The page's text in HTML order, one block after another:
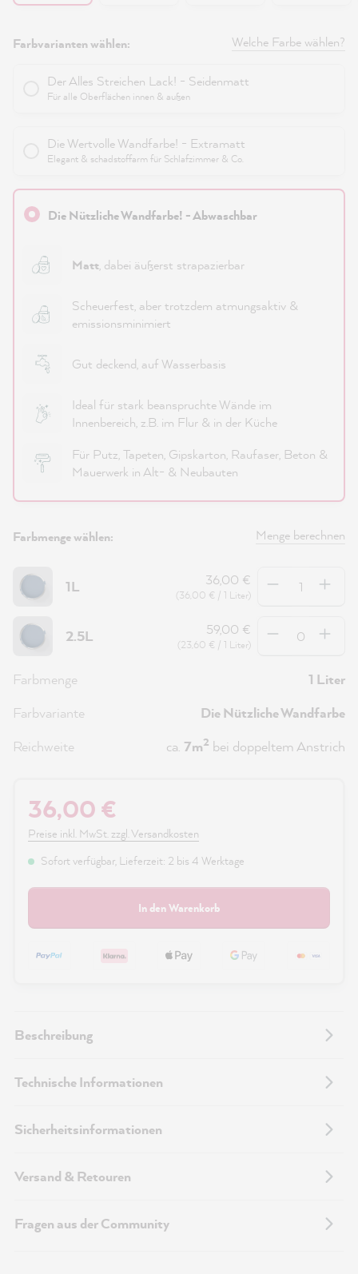
Farbvarianten wählen: Welche Farbe wählen?
Der Alles Streichen Lack! - Seidenmatt
Für alle Oberflächen innen & außen
Die Wertvolle Wandfarbe! - Extramatt
Elegant & schadstoffarm für Schlafzimmer & Co.
Die Nützliche Wandfarbe! - Abwaschbar
Matt, dabei äußerst strapazierbar
Scheuerfest, aber trotzdem atmungsaktiv &
emissionsminimiert
Gut deckend, auf Wasserbasis
Ideal für stark beanspruchte Wände im
Innenbereich, z.B. im Flur & in der Küche
Für Putz, Tapeten, Gipskarton, Raufaser, Beton &
Mauerwerk in Alt- & Neubauten
Farbmenge wählen: Menge berechnen
1L 36,00 €
(36,00 € / 1 Liter)
2.5L 59,00 €
(23,60 € / 1 Liter)
Farbmenge
1 Liter
Farbvariante
Die Nützliche Wandfarbe
Reichweite
ca. 7m2 bei doppeltem Anstrich
36,00 €
Preise inkl. MwSt. zzgl. Versandkosten
Sofort verfügbar, Lieferzeit: 2 bis 4 Werktage
In den Warenkorb
Beschreibung
Technische Informationen
Sicherheitsinformationen
Versand & Retouren
Fragen aus der Community